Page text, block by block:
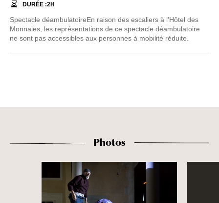
DURÉE :2H
Spectacle déambulatoireEn raison des escaliers à l'Hôtel des
Monnaies, les représentations de ce spectacle déambulatoire
ne sont pas accessibles aux personnes à mobilité réduite.
Photos